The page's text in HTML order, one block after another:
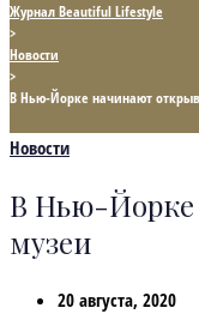
Журнал Beautiful Lifestyle
>
Новости
>
В Нью-Йорке начинают
Новости
В Нью-Йорке
музеи
20 августа, 2020